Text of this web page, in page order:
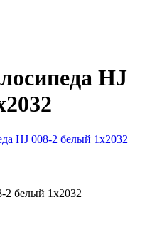
HJ
2 белый 1х2032